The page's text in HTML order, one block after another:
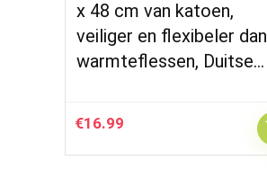
x 48 cm van katoen,
veiliger en flexibeler dan
warmteflessen, Duitse…
€16.99